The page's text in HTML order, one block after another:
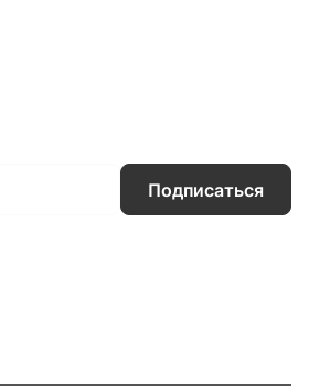
Подписаться